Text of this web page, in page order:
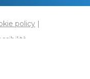
policy |